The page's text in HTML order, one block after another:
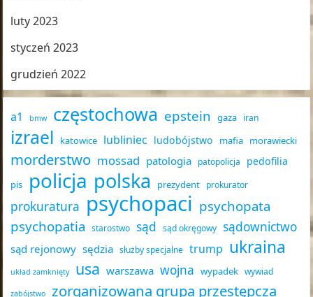
luty 2023
styczeń 2023
grudzień 2022
a1 bmw częstochowa epstein gaza iran
izrael katowice lubliniec ludobójstwo mafia morawiecki
morderstwo mossad patologia patopolicja pedofilia
pis policja polska prezydent prokurator
prokuratura psychopaci psychopata
psychopatia
starostwo sąd sąd okręgowy sądownictwo
sąd rejonowy sędzia służby specjalne trump ukraina
układ zamknięty usa warszawa wojna wypadek wywiad
zabójstwo zorganizowana grupa przestępcza